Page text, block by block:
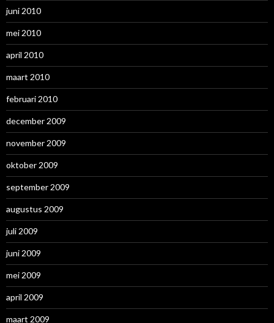
juni 2010
mei 2010
april 2010
maart 2010
februari 2010
december 2009
november 2009
oktober 2009
september 2009
augustus 2009
juli 2009
juni 2009
mei 2009
april 2009
maart 2009